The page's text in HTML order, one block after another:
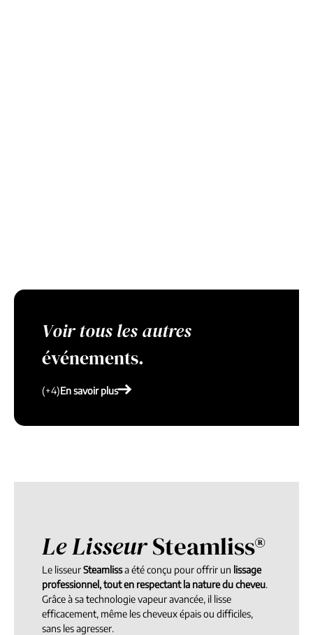
Voir tous les autres
événements.
(+4)En savoir plusEn savoir plus
Le LisseurSteamliss®
Le lisseurSteamlissa été conçu pour offrir un lissage
professionnel, tout en respectant la nature du cheveu.
Grâce à sa technologie vapeur avancée, il lisse
efficacement, même les cheveux épais ou difficiles,
sans les agresser.